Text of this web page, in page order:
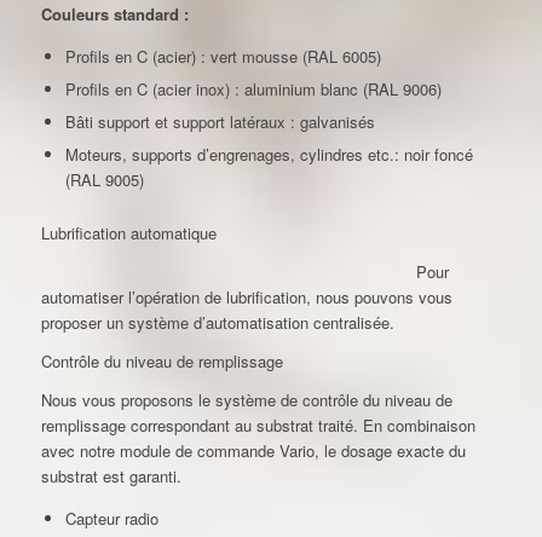
Couleurs standard :
Profils en C (acier) : vert mousse (RAL 6005)
Profils en C (acier inox) : aluminium blanc (RAL 9006)
Bâti support et support latéraux : galvanisés
Moteurs, supports d’engrenages, cylindres etc.: noir foncé
(RAL 9005)
Lubrification automatique
Pour
automatiser l’opération de lubrification, nous pouvons vous
proposer un système d’automatisation centralisée.
Contrôle du niveau de remplissage
Nous vous proposons le système de contrôle du niveau de
remplissage correspondant au substrat traité. En combinaison
avec notre module de commande Vario, le dosage exacte du
substrat est garanti.
Capteur radio